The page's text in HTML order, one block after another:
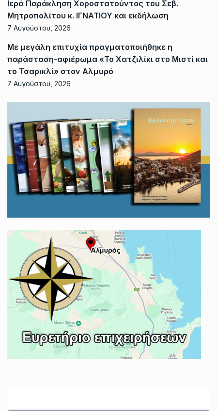
Ιερά Παράκληση Χοροστατούντος του Σεβ.
Μητροπολίτου κ. ΙΓΝΑΤΙΟΥ και εκδήλωση
7 Αυγούστου, 2026
Με μεγάλη επιτυχία πραγματοποιήθηκε η
παράσταση-αφιέρωμα «Το Χατζιλίκι στο Μιστί και
το Τσαρικλί» στον Αλμυρό
7 Αυγούστου, 2026